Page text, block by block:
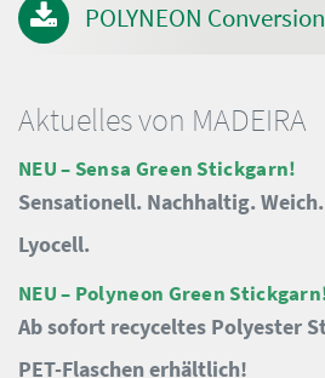
POLYNEON
Aktuelles von MADEIRA
NEU – Sensa Green Stickgarn!
Sensationell. Nachhaltig. Weich.
Lyocell.
NEU – Polyneon Green
Ab sofort recyceltes Polyester
PET-Flaschen erhältlich!